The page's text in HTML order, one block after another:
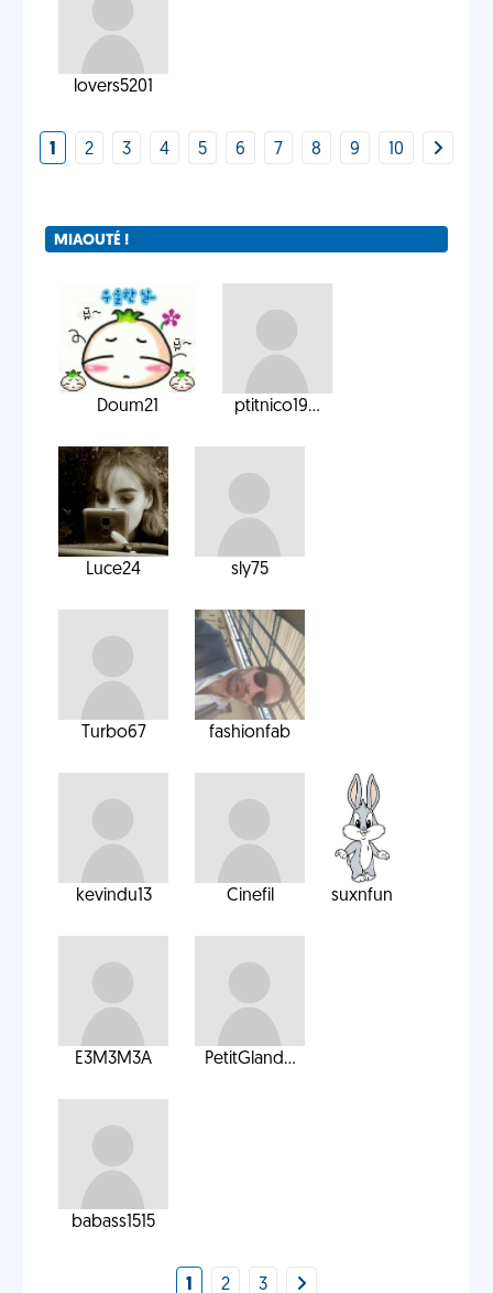
lovers5201
1 2 3 4 5 6 7 8 9 10
MIAOUTÉ !
Doum21 ptitnico19...
Luce24 sly75
Turbo67 fashionfab
kevindu13 Cinefil suxnfun
E3M3M3A PetitGland...
babass1515
1 2 3